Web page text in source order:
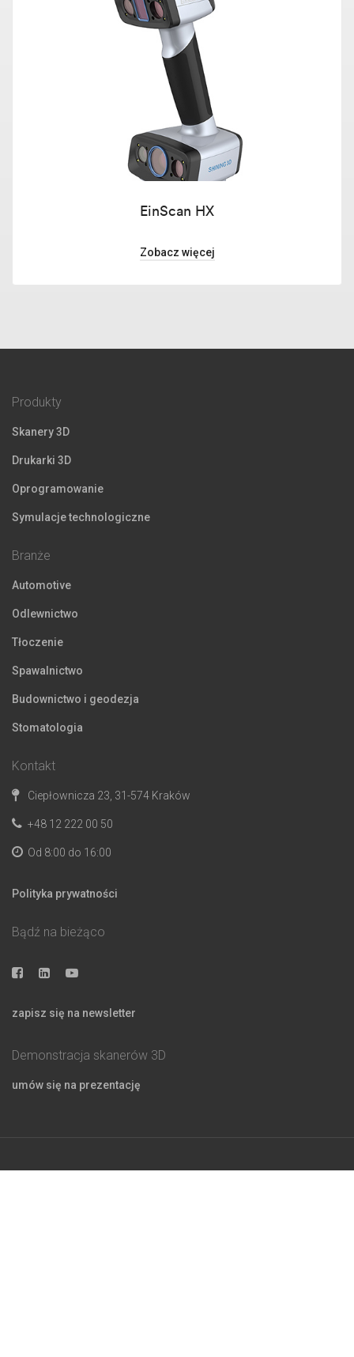
EinScan HX
Zobacz więcej
Produkty
Skanery 3D
Drukarki 3D
Oprogramowanie
Symulacje technologiczne
Branże
Automotive
Odlewnictwo
Tłoczenie
Spawalnictwo
Budownictwo i geodezja
Stomatologia
Kontakt
Ciepłownicza 23, 31-574 Kraków
+48 12 222 00 50
Od 8:00 do 16:00
Polityka prywatności
Bądź na bieżąco
zapisz się na newsletter
Demonstracja skanerów 3D
umów się na prezentację